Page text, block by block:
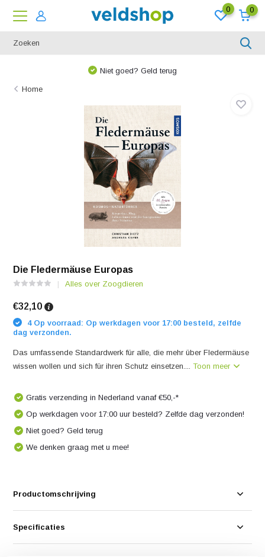
0 0
Niet goed? Geld terug
Home
Die Fledermäuse Europas
Alles over Zoogdieren
€32,10
4 Op voorraad: Op werkdagen voor 17:00 besteld, zelfde
dag verzonden.
Das umfassende Standardwerk für alle, die mehr über Fledermäuse
wissen wollen und sich für ihren Schutz einsetzen....Toon meer
Gratis verzending in Nederland vanaf €50,-*
Op werkdagen voor 17:00 uur besteld? Zelfde dag verzonden!
Niet goed? Geld terug
We denken graag met u mee!
Productomschrijving
Specificaties